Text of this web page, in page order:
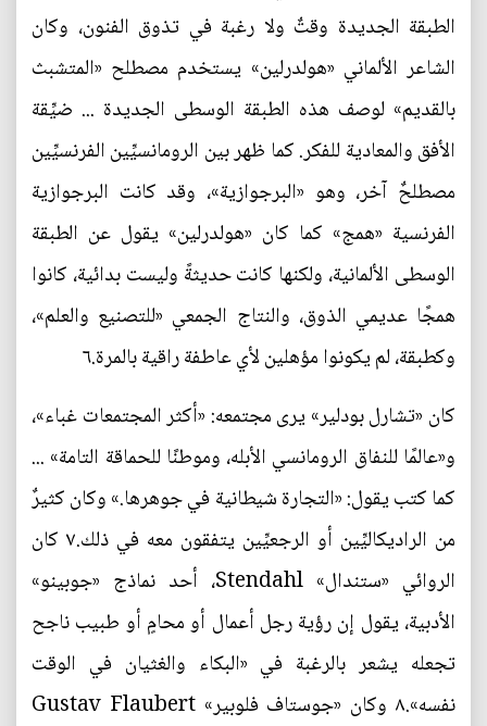
الطبقة الجديدة وقتٌ ولا رغبة في تذوق الفنون، وكان
الشاعر الألماني «هولدرلين» يستخدم مصطلح «المتشبث
بالقديم» لوصف هذه الطبقة الوسطى الجديدة ... ضيِّقة
الأفق والمعادية للفكر. كما ظهر بين الرومانسيِّين الفرنسيِّين
مصطلحٌ آخر، وهو «البرجوازية»، وقد كانت البرجوازية
الفرنسية «همج» كما كان «هولدرلين» يقول عن الطبقة
الوسطى الألمانية، ولكنها كانت حديثةً وليست بدائية، كانوا
همجًا عديمي الذوق، والنتاج الجمعي «للتصنيع والعلم»،
وكطبقة، لم يكونوا مؤهلين لأي عاطفة راقية بالمرة.٦
كان «تشارل بودلير» يرى مجتمعه: «أكثر المجتمعات غباء»،
و«عالمًا للنفاق الرومانسي الأبله، وموطنًا للحماقة التامة» ...
كما كتب يقول: «التجارة شيطانية في جوهرها.» وكان كثيرٌ
من الراديكاليِّين أو الرجعيِّين يتفقون معه في ذلك.٧ كان
الروائي «ستندال» Stendahl، أحد نماذج «جوبينو»
الأدبية، يقول إن رؤية رجل أعمال أو محامٍ أو طبيب ناجح
تجعله يشعر بالرغبة في «البكاء والغثيان في الوقت
نفسه».٨ وكان «جوستاف فلوبير» Gustav Flaubert